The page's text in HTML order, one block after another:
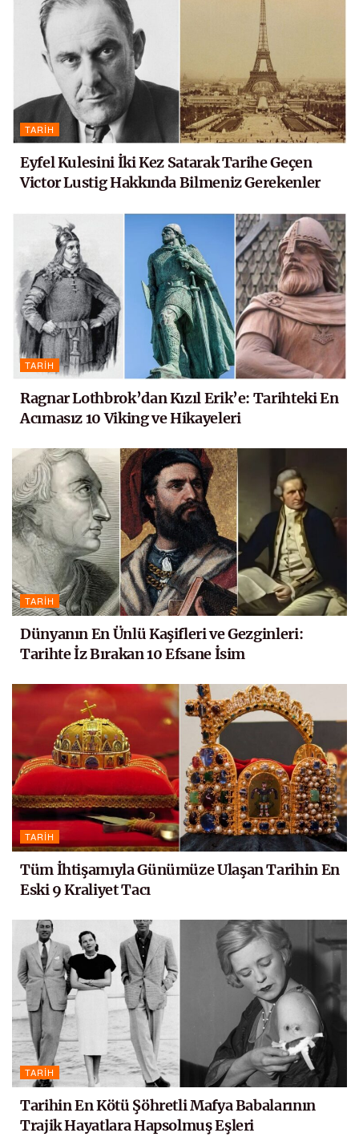
TARIH
Eyfel Kulesini İki Kez Satarak Tarihe Geçen
Victor Lustig Hakkında Bilmeniz Gerekenler
TARIH
Ragnar Lothbrok’dan Kızıl Erik’e: Tarihteki En
Acımasız 10 Viking ve Hikayeleri
TARIH
Dünyanın En Ünlü Kaşifleri ve Gezginleri:
Tarihte İz Bırakan 10 Efsane İsim
TARIH
Tüm İhtişamıyla Günümüze Ulaşan Tarihin En
Eski 9 Kraliyet Tacı
TARIH
Tarihin En Kötü Şöhretli Mafya Babalarının
Trajik Hayatlara Hapsolmuş Eşleri